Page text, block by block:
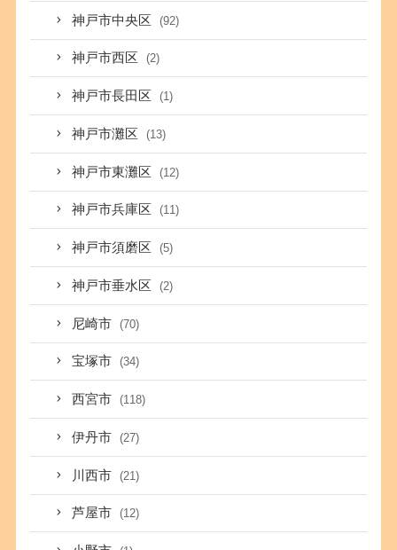
神戸市中央区 (92)
神戸市西区 (2)
神戸市長田区 (1)
神戸市灘区 (13)
神戸市東灘区 (12)
神戸市兵庫区 (11)
神戸市須磨区 (5)
神戸市垂水区 (2)
尼崎市 (70)
宝塚市 (34)
西宮市 (118)
伊丹市 (27)
川西市 (21)
芦屋市 (12)